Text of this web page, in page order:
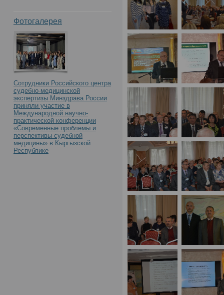
Фотогалерея
Сотрудники Российского центра
судебно-медицинской
экспертизы Минздрава России
приняли участие в
Международной научно-
практической конференции
«Современные проблемы и
перспективы судебной
медицины» в Кыргызской
Республике